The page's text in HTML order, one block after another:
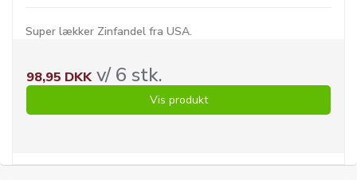
Super lækker Zinfandel fra USA.
98,95 DKKv/ 6 stk.
Vis produkt